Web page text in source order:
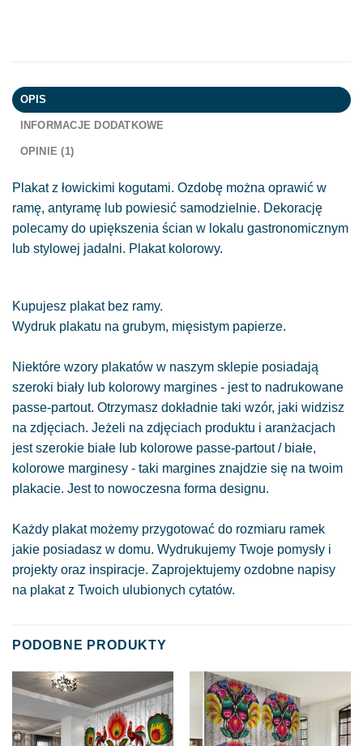
OPIS
INFORMACJE DODATKOWE
OPINIE (1)
Plakat z łowickimi kogutami. Ozdobę można oprawić w
ramę, antyramę lub powiesić samodzielnie. Dekorację
polecamy do upiększenia ścian w lokalu gastronomicznym
lub stylowej jadalni. Plakat kolorowy.
Kupujesz plakat bez ramy.
Wydruk plakatu na grubym, mięsistym papierze.
Niektóre wzory plakatów w naszym sklepie posiadają
szeroki biały lub kolorowy margines - jest to nadrukowane
passe-partout. Otrzymasz dokładnie taki wzór, jaki widzisz
na zdjęciach. Jeżeli na zdjęciach produktu i aranżacjach
jest szerokie białe lub kolorowe passe-partout / białe,
kolorowe marginesy - taki margines znajdzie się na twoim
plakacie. Jest to nowoczesna forma designu.
Każdy plakat możemy przygotować do rozmiaru ramek
jakie posiadasz w domu. Wydrukujemy Twoje pomysły i
projekty oraz inspiracje. Zaprojektujemy ozdobne napisy
na plakat z Twoich ulubionych cytatów.
PODOBNE PRODUKTY